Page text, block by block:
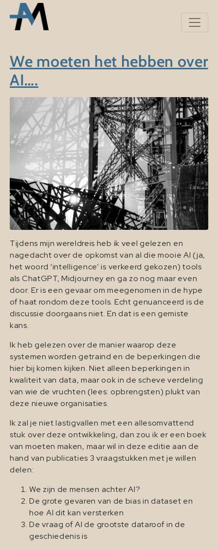
We moeten het hebben over
AI….
Tijdens mijn wereldreis heb ik veel gelezen en
nagedacht over de opkomst van al die mooie AI (ja,
het woord ‘intelligence’ is verkeerd gekozen) tools
als ChatGPT, Midjourney en ga zo nog maar even
door. Er is een gevaar om meegenomen in de hype
of haat rondom deze tools. Echt genuanceerd is de
discussie doorgaans niet. En dat is een gemiste
kans.
Ik heb gelezen over de manier waarop deze
systemen worden getraind en de beperkingen die
hier bij komen kijken. Niet alleen beperkingen in
kwaliteit van data, maar ook in de scheve verdeling
van wie de vruchten (lees: opbrengsten) plukt van
deze nieuwe organisaties.
Ik zal je niet lastigvallen met een allesomvattend
stuk over deze ontwikkeling, dan zou ik er een boek
van moeten maken, maar wil in deze editie aan de
hand van publicaties 3 vraagstukken met je willen
delen:
We zijn de mensen achter AI?
De grote gevaren van de bias in dataset en
hoe AI dit kan versterken
De vraag of AI de grootste dataroof in de
geschiedenis is